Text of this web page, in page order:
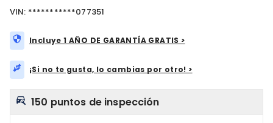
VIN: ***********077351
Incluye 1 AÑO DE GARANTÍA GRATIS >
¡Si no te gusta, lo cambias por otro! >
150 puntos de inspección